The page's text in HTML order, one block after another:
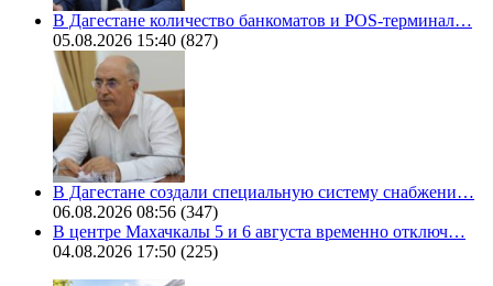
В Дагестане количество банкоматов и POS-терминал…
05.08.2026 15:40 (827)
В Дагестане создали специальную систему снабжени…
06.08.2026 08:56 (347)
В центре Махачкалы 5 и 6 августа временно отключ…
04.08.2026 17:50 (225)